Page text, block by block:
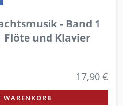
- Band 1
und Klavier
17,90 €